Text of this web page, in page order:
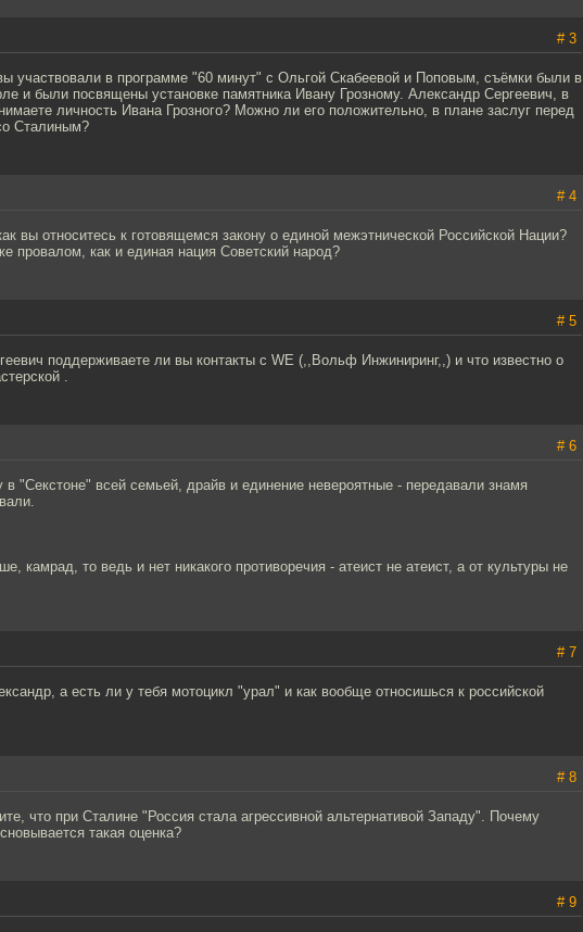
# 3
участвовали в программе "60 минут" с Ольгой Скабеевой и Поповым, съёмки были в
и были посвящены установке памятника Ивану Грозному. Александр Сергеевич, в
личность Ивана Грозного? Можно ли его положительно, в плане заслуг перед
Сталиным?
# 4
вы относитесь к готовящемся закону о единой межэтнической Российской Нации?
провалом, как и единая нация Советский народ?
# 5
поддерживаете ли вы контакты с WE (,,Вольф Инжиниринг,,) и что известно о
.
# 6
в "Секстоне" всей семьей, драйв и единение невероятные - передавали знамя
камрад, то ведь и нет никакого противоречия - атеист не атеист, а от культуры не
# 7
а есть ли у тебя мотоцикл "урал" и как вообще относишься к российской
# 8
что при Сталине "Россия стала агрессивной альтернативой Западу". Почему
такая оценка?
# 9